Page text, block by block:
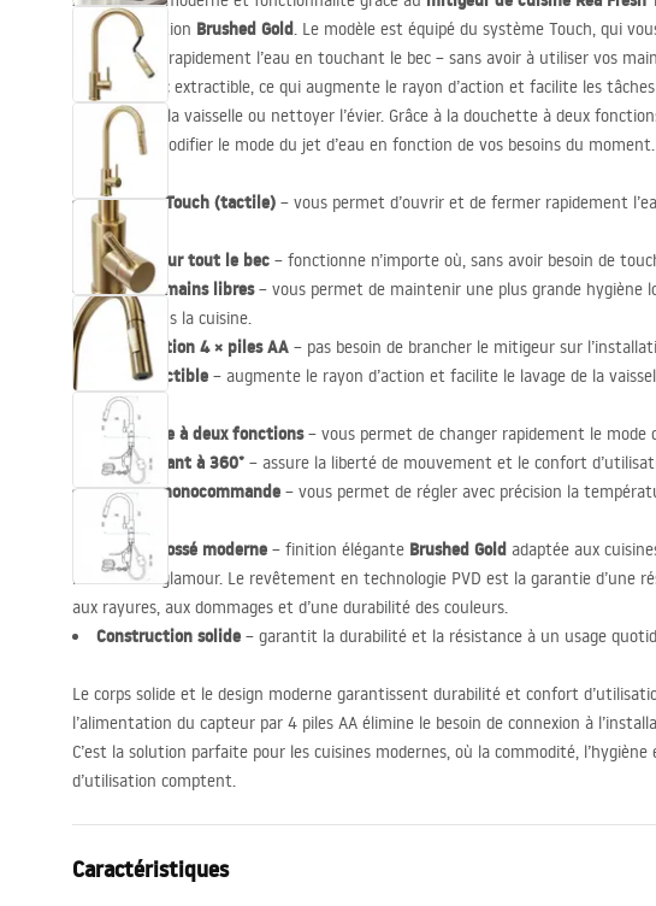
élégante finition Brushed Gold. Le modèle est équipé du système Touch, qui
et de fermer rapidement l’eau en touchant le bec – sans avoir à utiliser vos
doté d’un bec extractible, ce qui augmente le rayon d’action et facilite les
comme faire la vaisselle ou nettoyer l’évier. Grâce à la douchette à deux
facilement modifier le mode du jet d’eau en fonction de vos besoins du moment.
Système Touch (tactile) – vous permet d’ouvrir et de fermer rapidement
bec.
Capteur sur tout le bec – fonctionne n’importe où, sans avoir besoin de
Contrôle mains libres– vous permet de maintenir une plus grande hygiène
travaillez dans la cuisine.
Alimentation 4 × piles AA – pas besoin de brancher le mitigeur sur
Bec extractible – augmente le rayon d’action et facilite le lavage de la
de l’évier.
Douchette à deux fonctions– vous permet de changer rapidement le mode
Bec pivotant à 360° – assure la liberté de mouvement et le confort
Réglage monocommande – vous permet de régler avec précision la
de l’eau.
Design brossé moderne – finition élégante Brushed Gold adaptée aux
moderne et glamour. Le revêtement en technologie PVD est la garantie d’une
aux rayures, aux dommages et d’une durabilité des couleurs.
Construction solide – garantit la durabilité et la résistance à un usage
Le corps solide et le design moderne garantissent durabilité et confort
l’alimentation du capteur par 4 piles AA élimine le besoin de connexion à
C’est la solution parfaite pour les cuisines modernes, où la commodité,
d’utilisation comptent.
Caractéristiques